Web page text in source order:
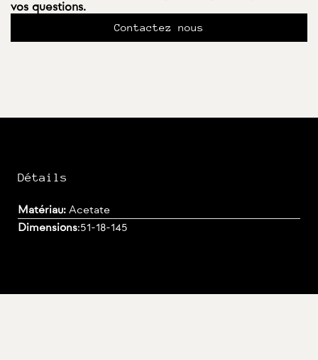
vos questions.
Contactez nous
Détails
Matériau: Acetate
Dimensions:51-18-145